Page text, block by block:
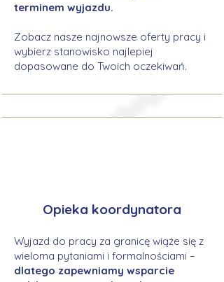
terminem wyjazdu.
Zobacz nasze najnowsze oferty pracy i
wybierz stanowisko najlepiej
dopasowane do Twoich oczekiwań.
Opieka koordynatora
Wyjazd do pracy za granicę wiąże się z
wieloma pytaniami i formalnościami –
dlatego zapewniamy wsparcie